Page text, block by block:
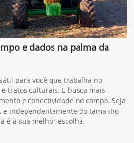
e dados na palma da
para você que trabalha no
tratos culturais. E busca mais
e conectividade no campo. Seja
e independentemente do tamanho
é a sua melhor escolha.